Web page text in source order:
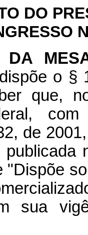
DO
DA
o §
que,
de
"Dispõe
sua